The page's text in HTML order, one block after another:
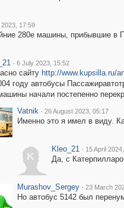
17:59
280е машины, прибывшие в
· 6 July 2023, 15:52
сайту http://www.kupsilla.ru/
году автобусы
начали постепенно
Vatnik · 26 August 2023, 05:17
Именно это я имел в виду.
K
Kleo_21 · 15 April
Да, с
Murashov_Sergey · 23 March
Но автобус 5142 был